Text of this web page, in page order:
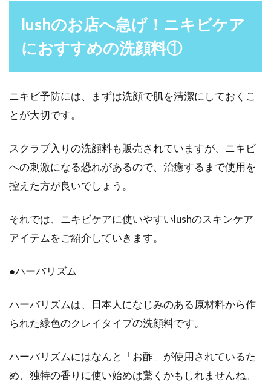
lushのお店へ急げ！ニキビケア
におすすめの洗顔料①
ニキビ予防には、まずは洗顔で肌を清潔にしておくこ
とが大切です。
スクラブ入りの洗顔料も販売されていますが、ニキビ
への刺激になる恐れがあるので、治癒するまで使用を
控えた方が良いでしょう。
それでは、ニキビケアに使いやすいlushのスキンケア
アイテムをご紹介していきます。
●ハーバリズム
ハーバリズムは、日本人になじみのある原材料から作
られた緑色のクレイタイプの洗顔料です。
ハーバリズムにはなんと「お酢」が使用されているた
め、独特の香りに使い始めは驚くかもしれませんね。